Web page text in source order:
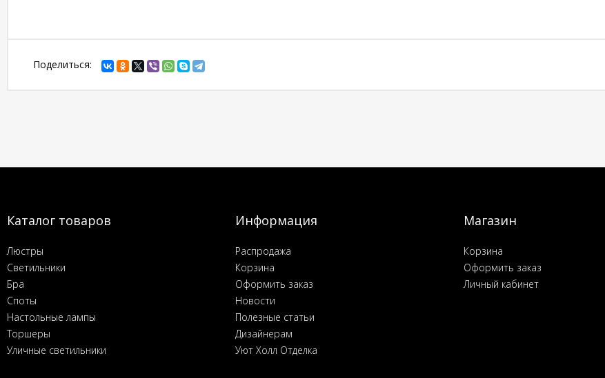
Поделиться:
Каталог товаров
Люстры
Светильники
Бра
Споты
Настольные лампы
Торшеры
Уличные светильники
Информация
Распродажа
Корзина
Оформить заказ
Новости
Полезные статьи
Дизайнерам
Уют Холл Отделка
Магазин
Корзина
Оформить заказ
Личный кабинет